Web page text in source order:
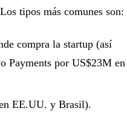
tipos más comunes son:
compra la startup (así
Payments por US$23M en
EE.UU. y Brasil).